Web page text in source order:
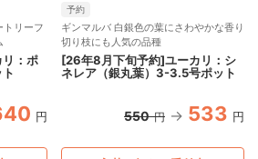
トリーフ
：ポ
円
予約
ギンマルバ 白銀色の葉にさわやかな香り
切り枝にも人気の品種
[26年8月下旬予約]ユーカリ：シ
ネレア（銀丸葉）3-3.5号ポット
550 円 533 円